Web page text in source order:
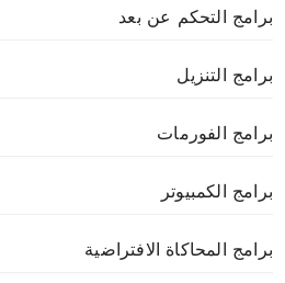
برامج التحكم عن بعد
برامج التنزيل
برامج الفورمات
برامج الكمبيوتر
برامج المحاكاة الافتراضية